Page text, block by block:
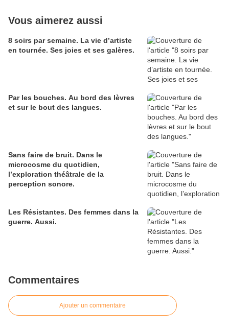
Vous aimerez aussi
8 soirs par semaine. La vie d’artiste
en tournée. Ses joies et ses galères.
Par les bouches. Au bord des lèvres
et sur le bout des langues.
Sans faire de bruit. Dans le
microcosme du quotidien,
l’exploration théâtrale de la
perception sonore.
Les Résistantes. Des femmes dans la
guerre. Aussi.
Commentaires
Ajouter un commentaire